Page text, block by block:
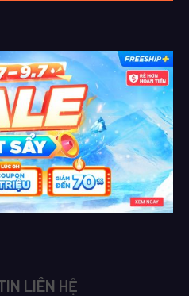
LIÊN HỆ